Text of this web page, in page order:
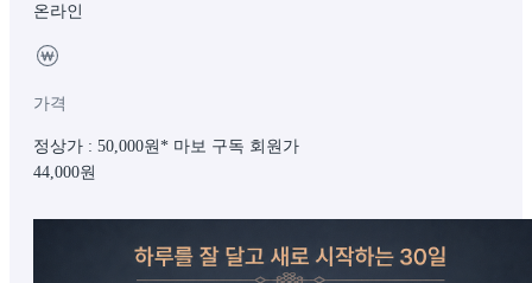
온라인
가격
정상가 : 50,000원 * 마보 구독 회원가
44,000원